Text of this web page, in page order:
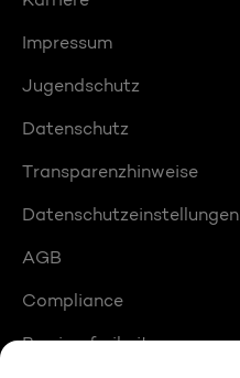
Impressum
Jugendschutz
Datenschutz
Transparenzhinweise
Datenschutzeinstellungen
AGB
Compliance
Barrierefreiheit